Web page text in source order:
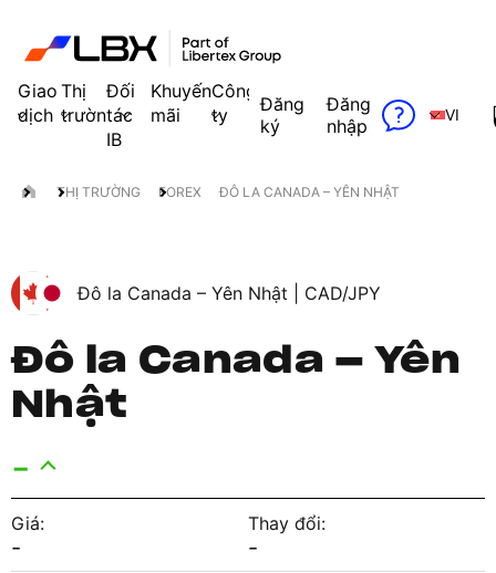
Giao
dịch
Thị
trường
Đối
tác
IB
Khuyến
mãi
Công
ty
Đăng
ký
Đăng
nhập
VI
THỊ TRƯỜNG FOREX ĐÔ LA CANADA – YÊN NHẬT
Đô la Canada – Yên Nhật | CAD/JPY
Đô la Canada – Yên
Nhật
-
Giá:
-
Thay đổi:
-